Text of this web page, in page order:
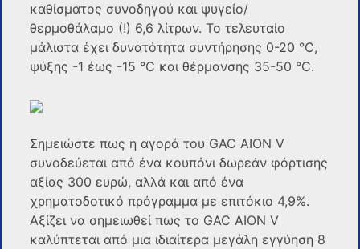
καθίσματος συνοδηγού και ψυγείο/
θερμοθάλαμο (!) 6,6 λίτρων. Το τελευταίο
μάλιστα έχει δυνατότητα συντήρησης 0-20 °C,
ψύξης -1 έως -15 °C και θέρμανσης 35-50 °C.
Σημειώστε πως η αγορά του GAC AION V
συνοδεύεται από ένα κουπόνι δωρεάν φόρτισης
αξίας 300 ευρώ, αλλά και από ένα
χρηματοδοτικό πρόγραμμα με επιτόκιο 4,9%.
Αξίζει να σημειωθεί πως το GAC AION V
καλύπτεται από μια ιδιαίτερα μεγάλη εγγύηση 8